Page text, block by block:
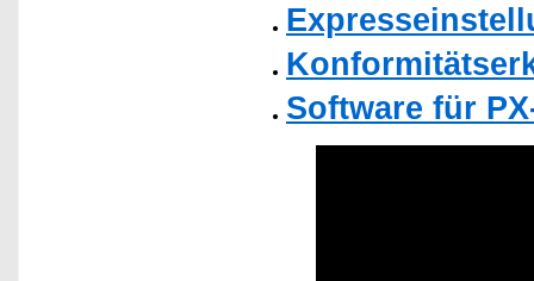
Software für